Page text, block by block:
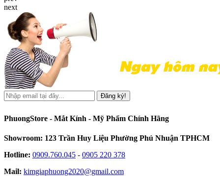
next
Đăng ký!
PhuongStore - Mắt Kính - Mỹ Phẩm Chính Hãng
Showroom: 123 Trần Huy Liệu Phường Phú Nhuận TPHCM
Hotline: 0909.760.045 - 0905 220 378
Mail: kimgiaphuong2020@gmail.com